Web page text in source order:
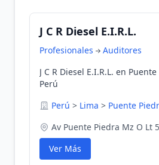
J C R Diesel E.I.R.L.
Profesionales
Auditores
J C R Diesel E.I.R.L. en
Perú
Perú > Lima > Puente
Av Puente Piedra Mz O Lt
Ver Más